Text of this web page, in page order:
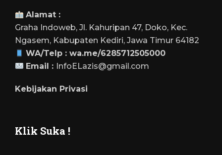
Alamat :
Graha Indoweb, Jl. Kahuripan 47, Doko, Kec.
Ngasem, Kabupaten Kediri, Jawa Timur 64182
WA/Telp :wa.me/6285712505000
Email : InfoELazis@gmail.com
Kebijakan Privasi
Klik Suka !